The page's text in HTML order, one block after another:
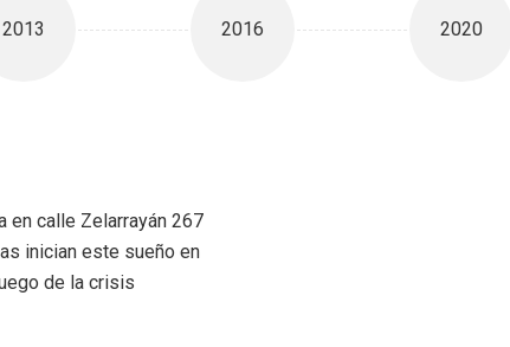
2013 2016 2020
en calle Zelarrayán 267
inician este sueño en
de la crisis